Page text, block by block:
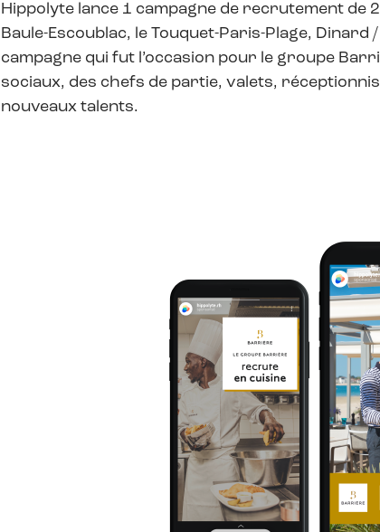
Hippolyte lance 1 campagne de recrutement de
Baule-Escoublac, le Touquet-Paris-Plage, Dinard
campagne qui fut l’occasion pour le groupe
sociaux, des chefs de partie, valets,
nouveaux talents.